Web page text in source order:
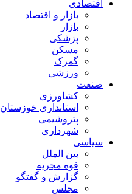
اقتصادی
بازار و اقتصاد
بازار
پزشکی
مسکن
گمرک
ورزشی
صنعت
کشاورزی
استانداری خوزستان
پتروشیمی
شهرداری
سیاسی
بین الملل
قوه مجریه
گزارش و گفتگو
مجلس